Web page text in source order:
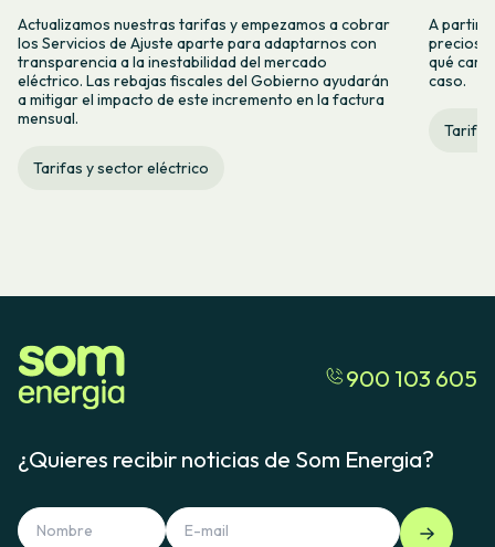
Actualizamos nuestras tarifas y empezamos a cobrar
los Servicios de Ajuste aparte para adaptarnos con
transparencia a la inestabilidad del mercado
eléctrico. Las rebajas fiscales del Gobierno ayudarán
a mitigar el impacto de este incremento en la factura
mensual.
Tarifas y sector eléctrico
A partir
precios
qué
caso.
900 103 605
¿Quieres recibir noticias de Som Energia?